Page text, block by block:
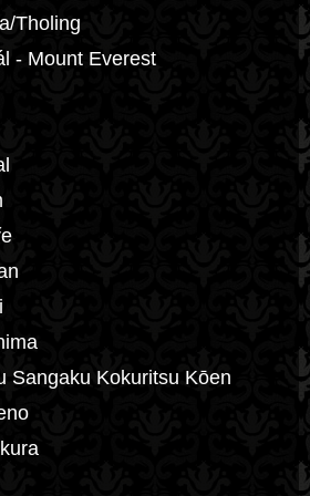
Tholing
- Mount Everest
Sangaku Kokuritsu Kōen